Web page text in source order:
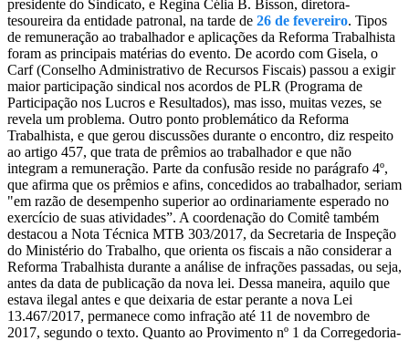
presidente do Sindicato, e Regina Célia B. Bisson, diretora-
tesoureira da entidade patronal, na tarde de 26 de fevereiro. Tipos
de remuneração ao trabalhador e aplicações da Reforma Trabalhista
foram as principais matérias do evento. De acordo com Gisela, o
Carf (Conselho Administrativo de Recursos Fiscais) passou a exigir
maior participação sindical nos acordos de PLR (Programa de
Participação nos Lucros e Resultados), mas isso, muitas vezes, se
revela um problema. Outro ponto problemático da Reforma
Trabalhista, e que gerou discussões durante o encontro, diz respeito
ao artigo 457, que trata de prêmios ao trabalhador e que não
integram a remuneração. Parte da confusão reside no parágrafo 4º,
que afirma que os prêmios e afins, concedidos ao trabalhador, seriam
"em razão de desempenho superior ao ordinariamente esperado no
exercício de suas atividades”. A coordenação do Comitê também
destacou a Nota Técnica MTB 303/2017, da Secretaria de Inspeção
do Ministério do Trabalho, que orienta os fiscais a não considerar a
Reforma Trabalhista durante a análise de infrações passadas, ou seja,
antes da data de publicação da nova lei. Dessa maneira, aquilo que
estava ilegal antes e que deixaria de estar perante a nova Lei
13.467/2017, permanece como infração até 11 de novembro de
2017, segundo o texto. Quanto ao Provimento nº 1 da Corregedoria-